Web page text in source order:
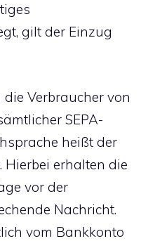
gilt der Einzug
Verbraucher von
SEPA-
heißt der
Hierbei erhalten die
vor der
Nachricht.
vom Bankkonto